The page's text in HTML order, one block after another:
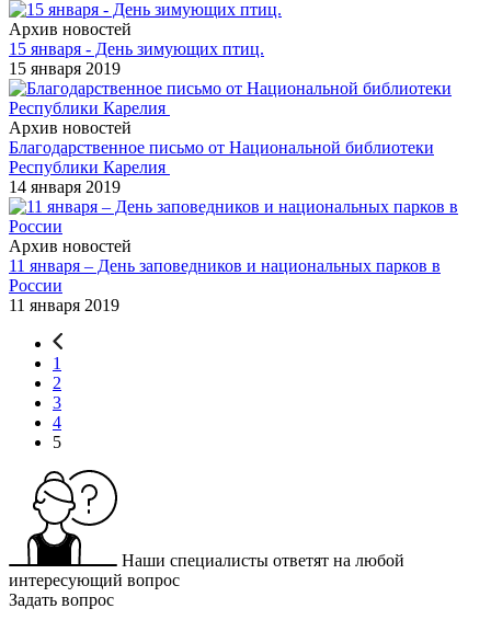
Архив новостей
15 января - День зимующих птиц.
15 января 2019
Архив новостей
Благодарственное письмо от Национальной библиотеки
Республики Карелия
14 января 2019
Архив новостей
11 января – День заповедников и национальных парков в
России
11 января 2019
1
2
3
4
5
Наши специалисты ответят на любой
интересующий вопрос
Задать вопрос